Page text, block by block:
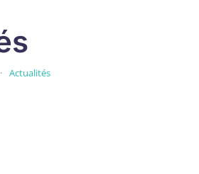
Actualités